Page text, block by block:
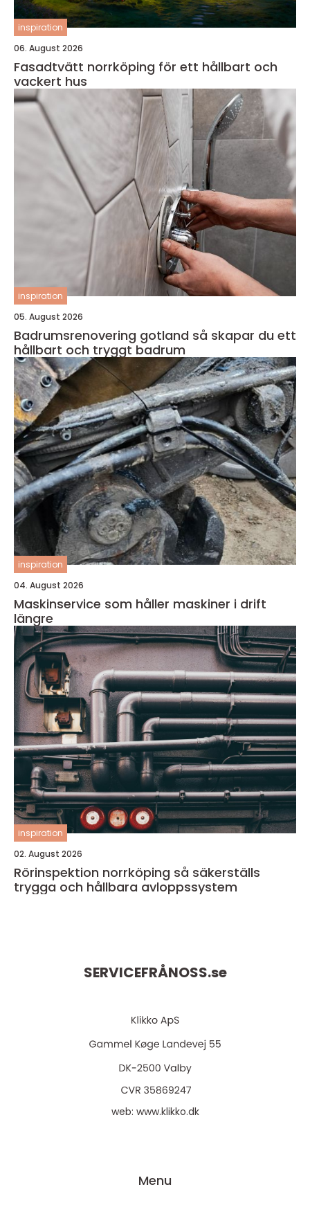
inspiration
06. August 2026
Fasadtvätt norrköping för ett hållbart och
vackert hus
inspiration
05. August 2026
Badrumsrenovering gotland så skapar du ett
hållbart och tryggt badrum
inspiration
04. August 2026
Maskinservice som håller maskiner i drift
längre
inspiration
02. August 2026
Rörinspektion norrköping så säkerställs
trygga och hållbara avloppssystem
SERVICEFRÅNOSS.se
web: www.klikko.dk
Menu